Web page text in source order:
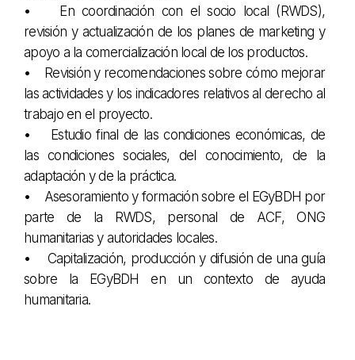
• En coordinación con el socio local (RWDS),
revisión y actualización de los planes de marketing y
apoyo a la comercialización local de los productos.
• Revisión y recomendaciones sobre cómo mejorar
las actividades y los indicadores relativos al derecho al
trabajo en el proyecto.
• Estudio final de las condiciones económicas, de
las condiciones sociales, del conocimiento, de la
adaptación y de la práctica.
• Asesoramiento y formación sobre el EGyBDH por
parte de la RWDS, personal de ACF, ONG
humanitarias y autoridades locales.
• Capitalización, producción y difusión de una guía
sobre la EGyBDH en un contexto de ayuda
humanitaria.